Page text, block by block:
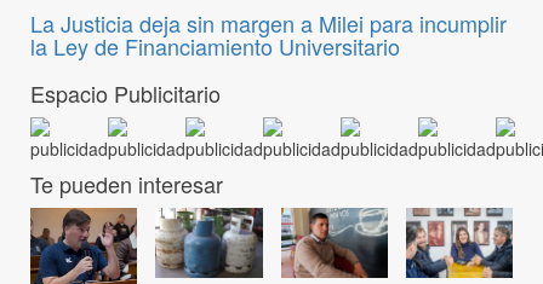
La Justicia deja sin margen a Milei para incumplir
la Ley de Financiamiento Universitario
Espacio Publicitario
Te pueden interesar